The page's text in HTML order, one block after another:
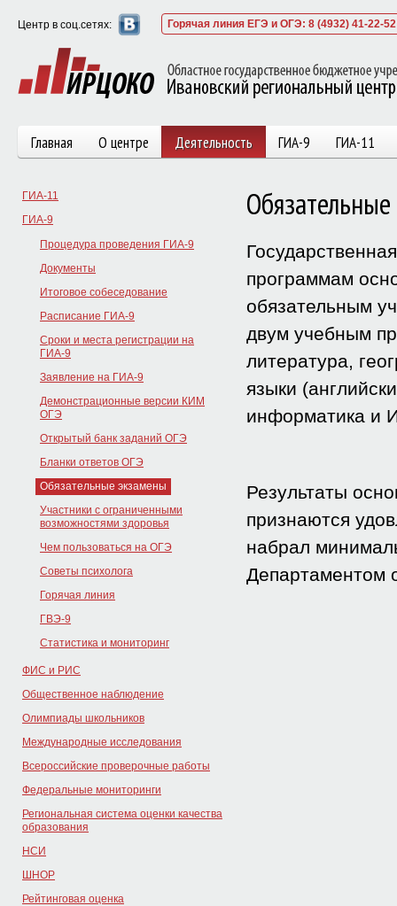
Центр в соц.сетях: Горячая линия ЕГЭ и ОГЭ: 8 (4932) 41-22-
Главная О центре Деятельность ГИА-9 ГИА-11
ГИА-11
ГИА-9
Процедура проведения ГИА-9
Документы
Итоговое собеседование
Расписание ГИА-9
Сроки и места регистрации на
ГИА-9
Заявление на ГИА-9
Демонстрационные версии КИМ
ОГЭ
Открытый банк заданий ОГЭ
Бланки ответов ОГЭ
Обязательные экзамены
Участники с ограниченными
возможностями здоровья
Чем пользоваться на ОГЭ
Советы психолога
Горячая линия
ГВЭ-9
Статистика и мониторинг
ФИС и РИС
Общественное наблюдение
Олимпиады школьников
Международные исследования
Всероссийские проверочные работы
Федеральные мониторинги
Региональная система оценки качества
образования
НСИ
ШНОР
Рейтинговая оценка
программам
обязательным
двум учебным
литература,
языки
информатика и
Результаты
признаются
набрал
Департаментом